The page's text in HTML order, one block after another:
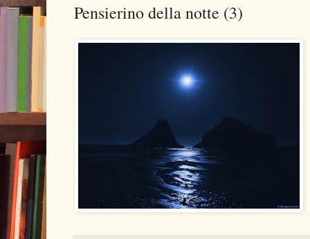
Pensierino della notte (3)